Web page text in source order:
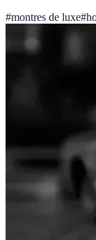
#montres de luxe#